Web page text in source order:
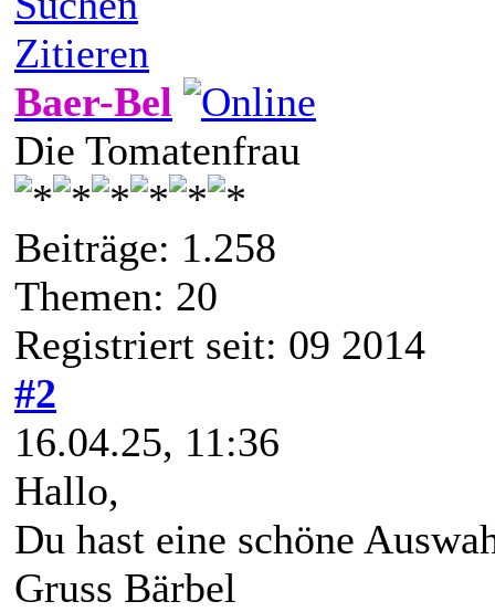
Zitieren
Baer-Bel
Die Tomatenfrau
Beiträge: 1.258
Themen: 20
Registriert seit: 09 2014
#2
16.04.25, 11:36
Hallo,
Du hast eine schöne
Gruss Bärbel